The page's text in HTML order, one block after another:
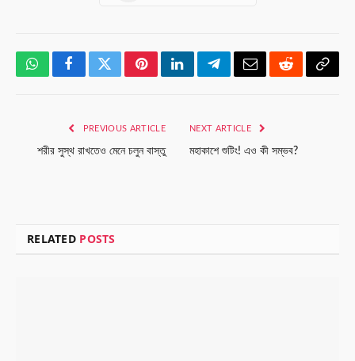
WhatsAppFacebookTwitterPinterestLinkedInTelegramEmailRedditCopy
PREVIOUS ARTICLE
শরীর সুস্থ রাখতেও মেনে চলুন বাস্তু
NEXT ARTICLE
মহাকাশে শুটিং! এও কী সম্ভব?
RELATED POSTS